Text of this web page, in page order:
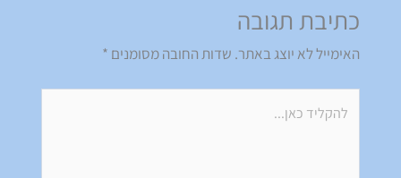
כתיבת תגובה
האימייל לא יוצג באתר. שדות החובה מסומנים *